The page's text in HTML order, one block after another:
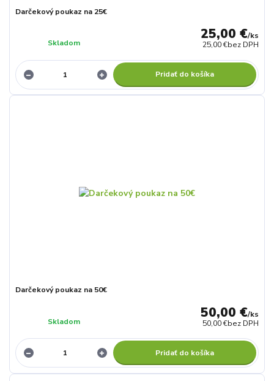
Darčekový poukaz na 25€
25,00 €/ks
25,00 €bez DPH
Skladom
Pridať do košíka
Darčekový poukaz na 50€
50,00 €/ks
50,00 €bez DPH
Skladom
Pridať do košíka